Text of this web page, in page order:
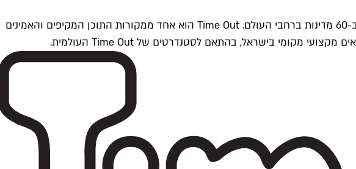
Time Outתל אביב הוא חלק מרשת Time Out Global — רשת מדיה בינלאומית הפועלת ב-360 ערים מרכזיות וב-60 מדינות ברחבי העולם. Time Out הוא אחד ממקורות התוכן המקיפים והאמינים